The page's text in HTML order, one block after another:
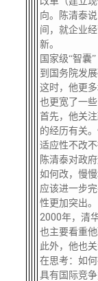
向。陈清泰
间，就企业
新。
国家级“智囊”
到国务院发
这时，他更
也更宽了一些
首先，他关
的经历有关
适应性不改不
陈清泰对政
如何改，慢
应该进一步
性更加突出。
2000年，清
也主要看重
此外，他也
在思考：如
具有国际竞